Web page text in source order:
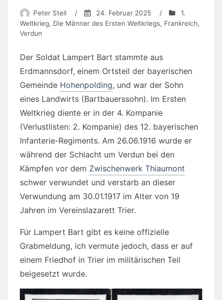
Peter Steil / 24. Februar 2025 /
1.
Weltkrieg, Die Männer des Ersten Weltkriegs, Frankreich,
Verdun
Der Soldat Lampert Bart stammte aus
Erdmannsdorf, einem Ortsteil der bayerischen
Gemeinde Hohenpolding, und war der Sohn
eines Landwirts (Bartbauerssohn). Im Ersten
Weltkrieg diente er in der 4. Kompanie
(Verlustlisten: 2. Kompanie) des 12. bayerischen
Infanterie-Regiments. Am 26.06.1916 wurde er
während der Schlacht um Verdun bei den
Kämpfen vor dem Zwischenwerk Thiaumont
schwer verwundet und verstarb an dieser
Verwundung am 30.01.1917 im Alter von 19
Jahren im Vereinslazarett Trier.
Für Lampert Bart gibt es keine offizielle
Grabmeldung, ich vermute jedoch, dass er auf
einem Friedhof in Trier im militärischen Teil
beigesetzt wurde.